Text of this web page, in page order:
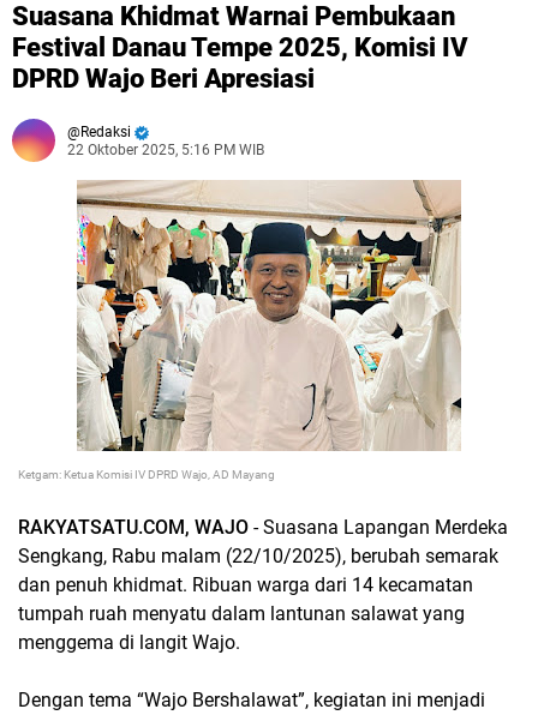
Suasana Khidmat Warnai Pembukaan
Festival Danau Tempe 2025, Komisi IV
DPRD Wajo Beri Apresiasi
Redaksi
22 Oktober 2025, 5:16 PM WIB
Ketgam: Ketua Komisi IV DPRD Wajo, AD Mayang
RAKYATSATU.COM, WAJO - Suasana Lapangan Merdeka
Sengkang, Rabu malam (22/10/2025), berubah semarak
dan penuh khidmat. Ribuan warga dari 14 kecamatan
tumpah ruah menyatu dalam lantunan salawat yang
menggema di langit Wajo.
Dengan tema “Wajo Bershalawat”, kegiatan ini menjadi